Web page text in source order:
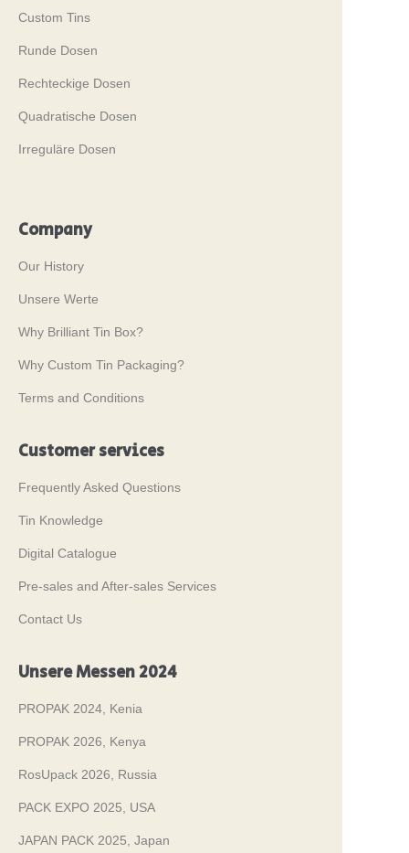
Custom Tins
Runde Dosen
Rechteckige Dosen
Quadratische Dosen
Irreguläre Dosen
Company
Our History
Unsere Werte
Why Brilliant Tin Box?
Why Custom Tin Packaging?
Terms and Conditions
Customer services
Frequently Asked Questions
Tin Knowledge
Digital Catalogue
Pre-sales and After-sales Services
Contact Us
Unsere Messen 2024
PROPAK 2024, Kenia
PROPAK 2026, Kenya
RosUpack 2026, Russia
PACK EXPO 2025, USA
JAPAN PACK 2025, Japan